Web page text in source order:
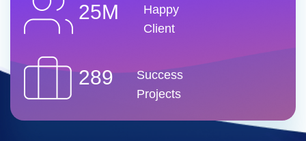
25M
Happy
Client
289
Success
Projects